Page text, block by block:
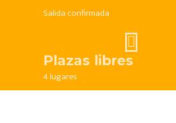
Salida confirmada
Plazas libres
4 lugares